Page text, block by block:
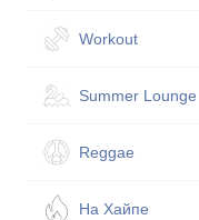
Workout
Summer Lounge
Reggae
На Хайпе